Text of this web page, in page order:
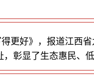
更好》，报道江西
彰显了生态惠民、